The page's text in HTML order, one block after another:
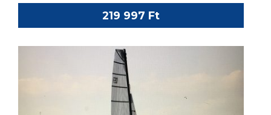
219 997 Ft